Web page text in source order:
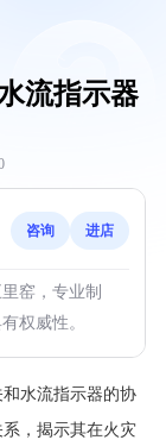
流指示器
咨询 进店
窑，专业制
权威性。
水流指示器的协
，揭示其在火灾